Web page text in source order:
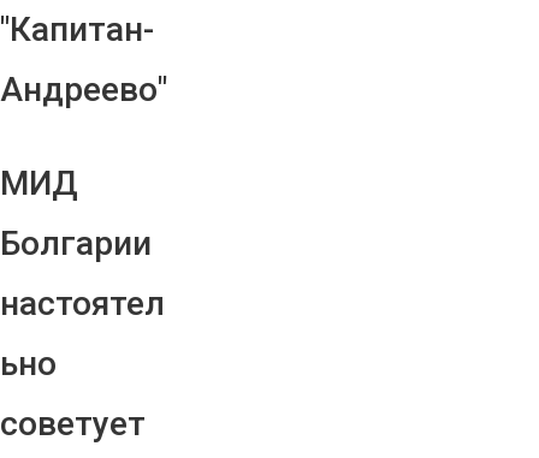
"Капитан-
Андреево"
МИД
Болгарии
настоятел
ьно
советует